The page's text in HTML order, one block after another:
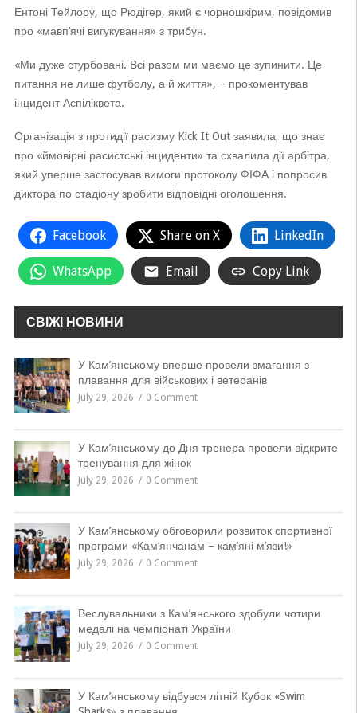
Ентоні Тейлору, що Рюдігер, який є чорношкірим, повідомив
про «мавп’ячі вигукування» з трибун.
«Ми дуже стурбовані. Всі разом ми маємо це зупинити. Це
питання не лише футболу, а й життя», – прокоментував
інцидент Аспіліквета.
Організація з протидії расизму Kick It Out заявила, що знає
про «ймовірні расистські інциденти» та схвалила дії арбітра,
який уперше застосував вимоги протоколу ФІФА і попросив
диктора по стадіону зробити відповідні оголошення.
Facebook Share on X LinkedIn
WhatsApp Email Copy Link
СВІЖІ НОВИНИ
У Кам’янському вперше провели змагання з
плавання для військових і ветеранів
July 29, 2026 0 Comment
У Кам’янському до Дня тренера провели відкрите
тренування для жінок
July 29, 2026 0 Comment
У Кам’янському обговорили розвиток спортивної
програми «Кам’янчанам – кам’яні м’язи!»
July 29, 2026 0 Comment
Веслувальники з Кам’янського здобули чотири
медалі на чемпіонаті України
July 29, 2026 0 Comment
У Кам’янському відбувся літній Кубок «Swim